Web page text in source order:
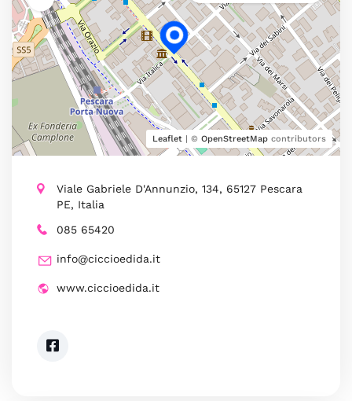
Leaflet | © OpenStreetMap contributors
Viale Gabriele D'Annunzio, 134, 65127 Pescara
PE, Italia
085 65420
info@ciccioedida.it
www.ciccioedida.it